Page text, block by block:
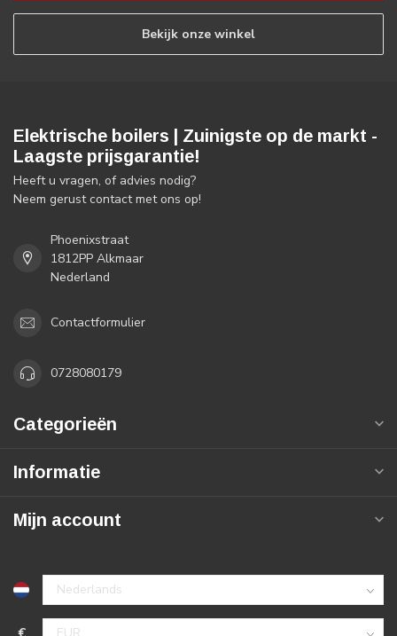
Bekijk onze winkel
Elektrische boilers | Zuinigste op de markt -
Laagste prijsgarantie!
Heeft u vragen, of advies nodig?
Neem gerust contact met ons op!
Phoenixstraat
1812PP Alkmaar
Nederland
Contactformulier
0728080179
Categorieën
Informatie
Mijn account